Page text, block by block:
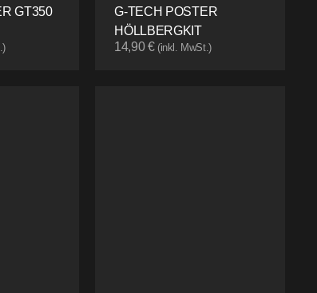
GT350
G-TECH POSTER
HÖLLBERGKIT
14,90€ (inkl. MwSt.)